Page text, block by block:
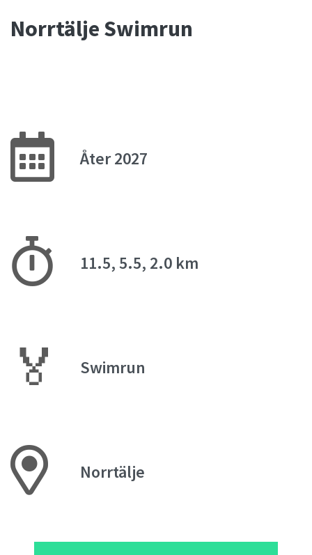
Norrtälje Swimrun
Åter 2027
11.5, 5.5, 2.0 km
🏅 Swimrun
Norrtälje